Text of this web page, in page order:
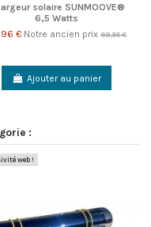
solaire SUNMOOVE®
6,5 Watts
€ Notre ancien prix 99,95 €
Ajouter au panier
:
web !